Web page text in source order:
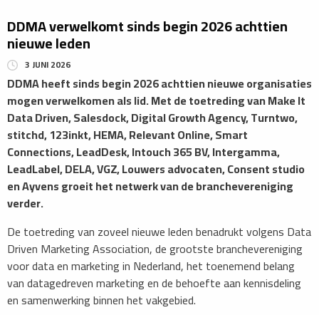
DDMA verwelkomt sinds begin 2026 achttien
nieuwe leden
3 JUNI 2026
DDMA heeft sinds begin 2026 achttien nieuwe organisaties
mogen verwelkomen als lid. Met de toetreding van Make It
Data Driven, Salesdock, Digital Growth Agency, Turntwo,
stitchd, 123inkt, HEMA, Relevant Online, Smart
Connections, LeadDesk, Intouch 365 BV, Intergamma,
LeadLabel, DELA, VGZ, Louwers advocaten, Consent studio
en Ayvens groeit het netwerk van de branchevereniging
verder.
De toetreding van zoveel nieuwe leden benadrukt volgens Data
Driven Marketing Association, de grootste branchevereniging
voor data en marketing in Nederland, het toenemend belang
van datagedreven marketing en de behoefte aan kennisdeling
en samenwerking binnen het vakgebied.